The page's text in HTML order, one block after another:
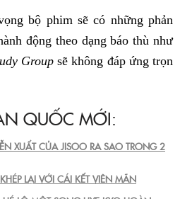
bộ phim sẽ có những phản
động theo dạng báo thù như
Group sẽ không đáp ứng trọn
QUỐC MỚI:
XUẤT CỦA JISOO RA SAO TRONG 2
LẠI VỚI CÁI KẾT VIÊN MÃN